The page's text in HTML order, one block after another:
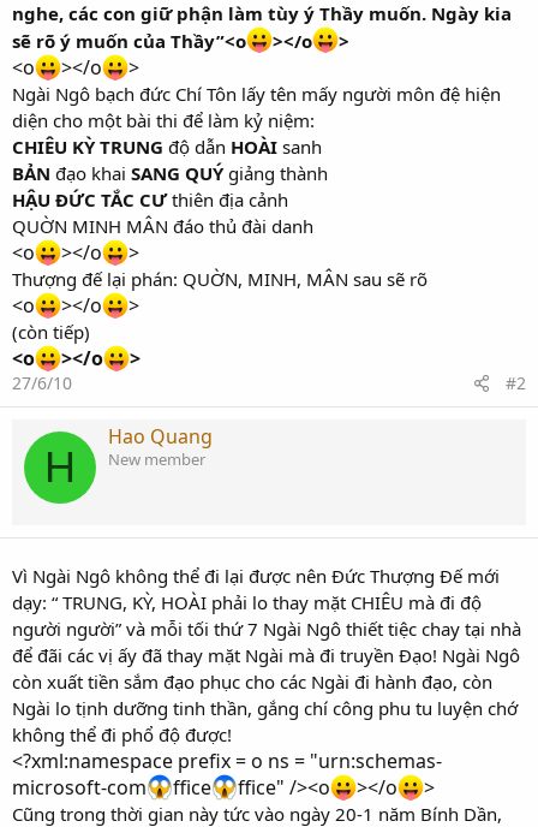
nghe, các con giữ phận làm tùy ý Thầy muốn. Ngày kia
sẽ rõ ý muốn của Thầy”<o
></o >
<o ></o >
Ngài Ngô bạch đức Chí Tôn lấy tên mấy người môn đệ hiện
diện cho một bài thi để làm kỷ niệm:
CHIÊU KỲ TRUNG độ dẫn HOÀI sanh
BẢN đạo khai SANG QUÝgiảng thành
HẬU ĐỨC TẮC CƯthiên địa cảnh
QUỜN MINH MÂN đáo thủ đài danh
<o ></o >
Thượng đế lại phán: QUỜN, MINH, MÂN sau sẽ rõ
<o ></o >
(còn tiếp)
<o ></o >
27/6/10 #2
H
Hao Quang
New member
Vì Ngài Ngô không thể đi lại được nên Đức Thượng Đế mới
dạy: “ TRUNG, KỲ, HOÀI phải lo thay mặt CHIÊU mà đi độ
người người” và mỗi tối thứ 7 Ngài Ngô thiết tiệc chay tại nhà
để đãi các vị ấy đã thay mặt Ngài mà đi truyền Đạo! Ngài Ngô
còn xuất tiền sắm đạo phục cho các Ngài đi hành đạo, còn
Ngài lo tịnh dưỡng tinh thần, gắng chí công phu tu luyện chớ
không thể đi phổ độ được!
<?xml:namespace prefix = o ns = "urn:schemas-
microsoft-com
ffice ffice" /><o ></o >
Cũng trong thời gian này tức vào ngày 20-1 năm Bính Dần,